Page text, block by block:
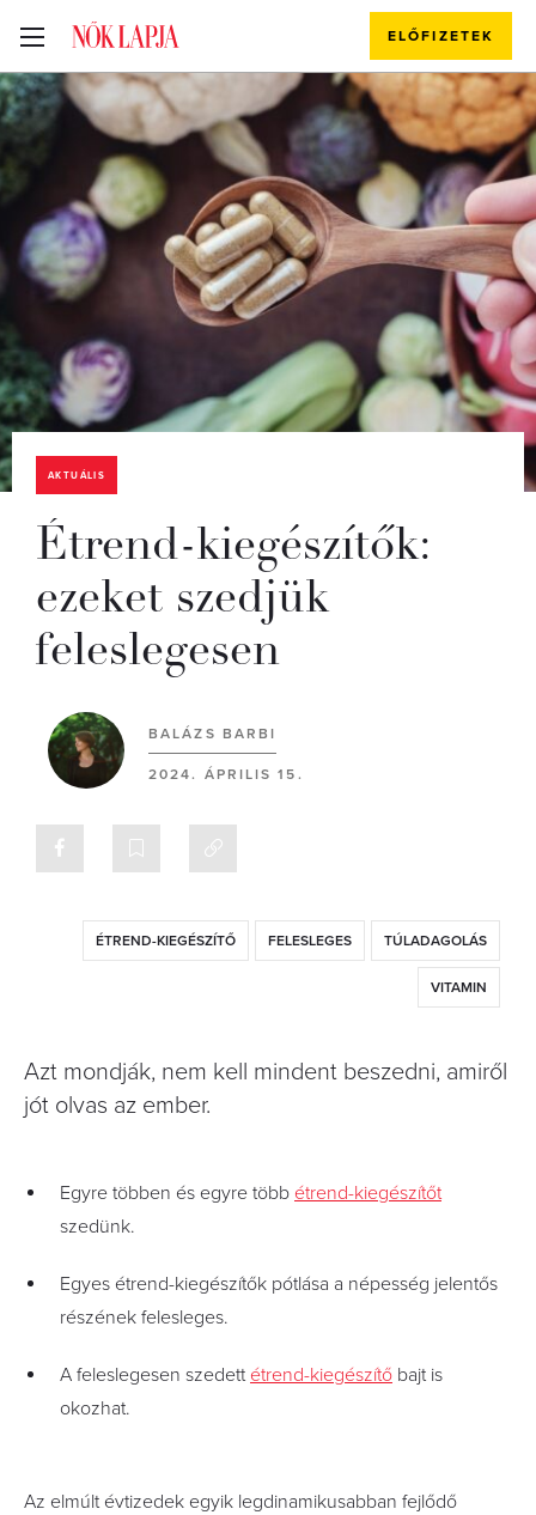
ELŐFIZETEK
AKTUÁLIS
Étrend-kiegészítők:
ezeket szedjük
feleslegesen
BALÁZS BARBI
2024. ÁPRILIS 15.
ÉTREND-KIEGÉSZÍTŐ FELESLEGES TÚLADAGOLÁS
VITAMIN
Azt mondják, nem kell mindent beszedni, amiről
jót olvas az ember.
Egyre többen és egyre több étrend-kiegészítőt
szedünk.
Egyes étrend-kiegészítők pótlása a népesség jelentős
részének felesleges.
A feleslegesen szedett étrend-kiegészítő bajt is
okozhat.
Az elmúlt évtizedek egyik legdinamikusabban fejlődő